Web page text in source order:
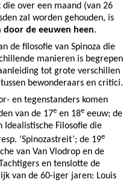
die over een maand (van 26
zal worden gehouden, is
door de eeuwen heen.
de filosofie van Spinoza die
manieren is begrepen
tot grote verschillen
bewonderaars en critici.
en tegenstanders komen
van de 17e en 18e eeuw; de
Idealistische Filosofie die
‘Spinozastreit’; de 19e
van Van Vlodrop en de
en tenslotte de
van de 60-iger jaren: Louis